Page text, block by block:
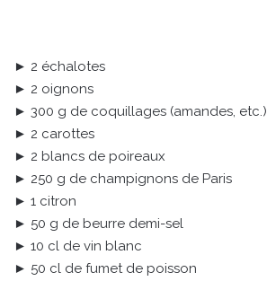
► 2 échalotes
► 2 oignons
► 300 g de coquillages (amandes, etc.)
► 2 carottes
► 2 blancs de poireaux
► 250 g de champignons de Paris
► 1 citron
► 50 g de beurre demi-sel
► 10 cl de vin blanc
► 50 cl de fumet de poisson